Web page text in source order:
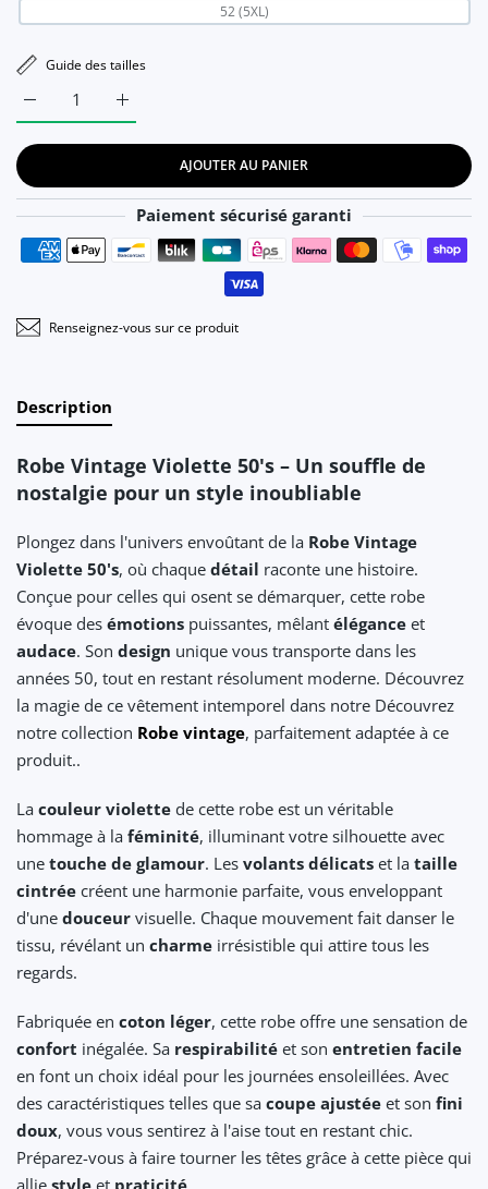
52 (5XL)
Guide des tailles
Augmenter la quantité de Robe Vintage Violette
Augmenter la quantité de Robe Vintage Violette 50&#39;s 38
AJOUTER AU PANIER
Paiement sécurisé garanti
Moyens de paiement
Renseignez-vous sur ce produit
Description
Robe Vintage Violette 50's – Un souffle de
nostalgie pour un style inoubliable
Plongez dans l'univers envoûtant de la Robe Vintage
Violette 50's, où chaque détail raconte une histoire.
Conçue pour celles qui osent se démarquer, cette robe
évoque des émotions puissantes, mêlant élégance et
audace. Son design unique vous transporte dans les
années 50, tout en restant résolument moderne. Découvrez
la magie de ce vêtement intemporel dans notre Découvrez
notre collection Robe vintage, parfaitement adaptée à ce
produit..
La couleur violette de cette robe est un véritable
hommage à la féminité, illuminant votre silhouette avec
une touche de glamour. Les volants délicats et la taille
cintrée créent une harmonie parfaite, vous enveloppant
d'une douceur visuelle. Chaque mouvement fait danser le
tissu, révélant un charme irrésistible qui attire tous les
regards.
Fabriquée en coton léger, cette robe offre une sensation de
confort inégalée. Sa respirabilité et son entretien facile
en font un choix idéal pour les journées ensoleillées. Avec
des caractéristiques telles que sa coupe ajustée et son fini
doux, vous vous sentirez à l'aise tout en restant chic.
Préparez-vous à faire tourner les têtes grâce à cette pièce qui
allie style et praticité